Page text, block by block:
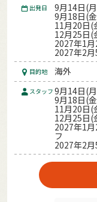
出発日 9月14日(
9月18日(
11月20日(
12月25日(
2027年1
2027年2
目的地 海外
スタッフ 9月14日(
9月18日(
11月20日(
12月25日(
2027年1
フ
2027年2